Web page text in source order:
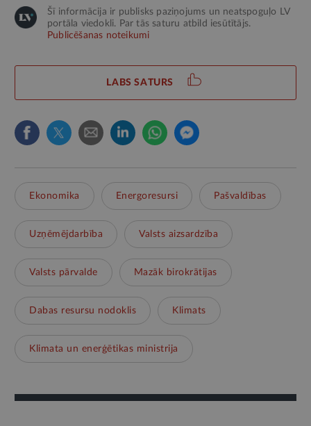
Šī informācija ir publisks paziņojums un neatspoguļo LV
portāla viedokli. Par tās saturu atbild iesūtītājs.
Publicēšanas noteikumi
LABS SATURS
Ekonomika Energoresursi Pašvaldības
Uzņēmējdarbība Valsts aizsardzība
Valsts pārvalde Mazāk birokrātijas
Dabas resursu nodoklis Klimats
Klimata un enerģētikas ministrija